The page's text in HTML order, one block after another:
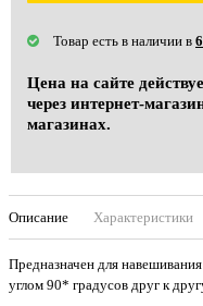
Товар есть в наличии в
Цена на сайте
через интернет-
магазинах.
Описание Характеристики
Предназначен для
углом 90* градусов друг к